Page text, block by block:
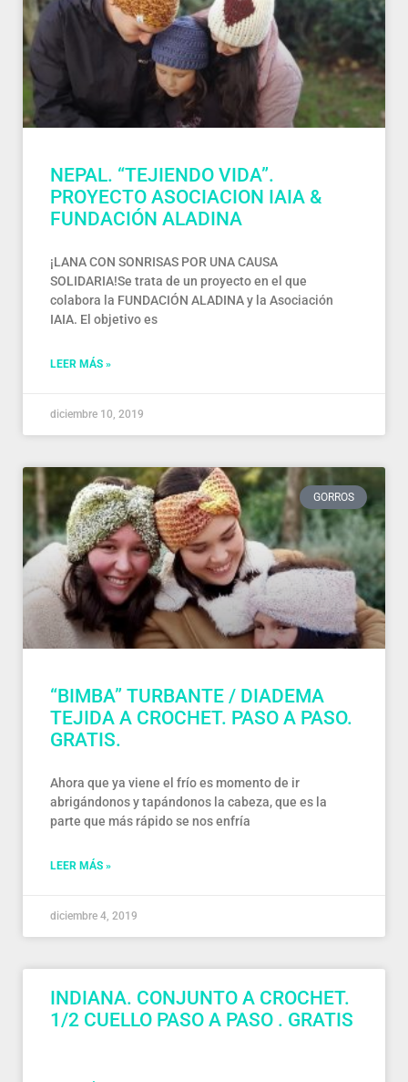
NEPAL. “TEJIENDO VIDA”.
PROYECTO ASOCIACION IAIA &
FUNDACIÓN ALADINA
¡LANA CON SONRISAS POR UNA CAUSA
SOLIDARIA!Se trata de un proyecto en el que
colabora la FUNDACIÓN ALADINA y la Asociación
IAIA. El objetivo es
LEER MÁS »
diciembre 10, 2019
GORROS
“BIMBA” TURBANTE / DIADEMA
TEJIDA A CROCHET. PASO A PASO.
GRATIS.
Ahora que ya viene el frío es momento de ir
abrigándonos y tapándonos la cabeza, que es la
parte que más rápido se nos enfría
LEER MÁS »
diciembre 4, 2019
INDIANA. CONJUNTO A CROCHET.
1/2 CUELLO PASO A PASO . GRATIS